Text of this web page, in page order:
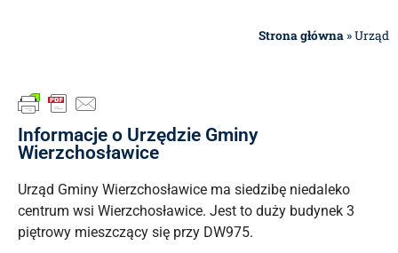
Strona główna »Urząd
Informacje o Urzędzie Gminy
Wierzchosławice
Urząd Gminy Wierzchosławice ma siedzibę niedaleko
centrum wsi Wierzchosławice. Jest to duży budynek 3
piętrowy mieszczący się przy DW975.